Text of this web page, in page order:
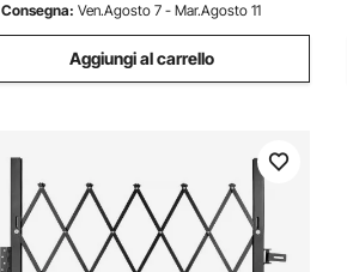
Consegna: Ven.Agosto 7 - Mar.Agosto 11
Aggiungi al carrello